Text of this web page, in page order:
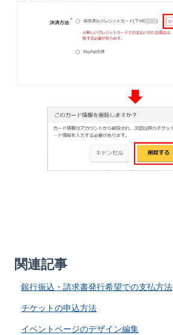
関連記事
銀行振込・請求書発行希望での支払方法
チケットの申込方法
イベントページのデザイン編集